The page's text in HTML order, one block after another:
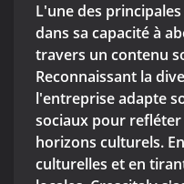
L'une des
dans sa capacité à
travers un contenu
Reconnaissant la
l'entreprise adapte
sociaux pour
horizons culturels.
culturelles et en